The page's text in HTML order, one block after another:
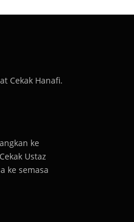
Cekak Hanafi.
ke
Ustaz
ke semasa